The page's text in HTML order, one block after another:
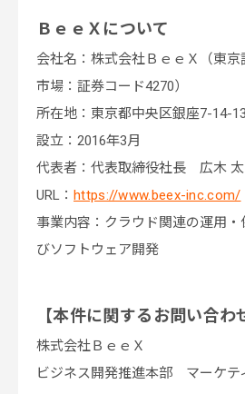
ＢｅｅＸについて
会社名：株式会社ＢｅｅＸ（東
市場：証券コード4270）
所在地：東京都中央区銀座7-14-
設立：2016年3月
代表者：代表取締役社長 広木 太
URL： https://www.beex-inc.com/
事業内容：クラウド関連の運用・
びソフトウェア開発
【本件に関するお問い合わ
株式会社ＢｅｅＸ
ビジネス開発推進本部 マーケテ